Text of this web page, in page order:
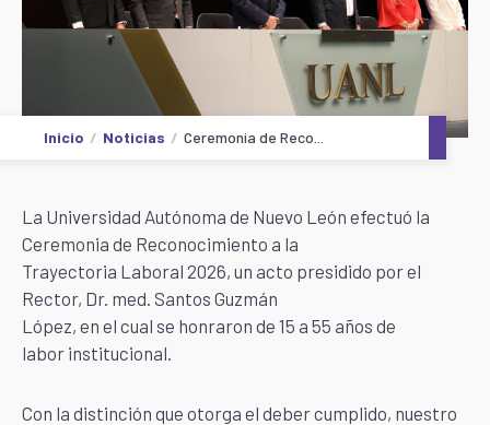
Inicio Noticias Ceremonia de Reco...
La Universidad Autónoma de Nuevo León efectuó la
Ceremonia de Reconocimiento a la
Trayectoria Laboral 2026, un acto presidido por el
Rector, Dr. med. Santos Guzmán
López, en el cual se honraron de 15 a 55 años de
labor institucional.
Con la distinción que otorga el deber cumplido, nuestro